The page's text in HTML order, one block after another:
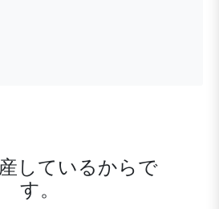
しているからで
す。